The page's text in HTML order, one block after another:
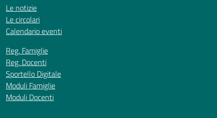
Le notizie
Le circolari
Calendario eventi
Reg. Famiglie
Reg. Docenti
Sportello Digitale
Moduli Famiglie
Moduli Docenti